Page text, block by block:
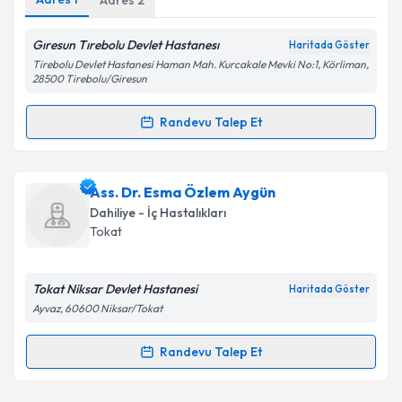
Kişisel verilerimin işlenmesine ilişkinAydınlatma
Metni'ni okudum ve kişisel verilerimin belirtilen
Gıresun Tırebolu Devlet Hastanesı Haritada Göster
Tirebolu Devlet Hastanesi Haman Mah. Kurcakale Mevki No:1, Körliman,
28500 Tirebolu/Giresun
Randevu Talep Et
Randevu Takvimi Talebi
Uzm. Dr. Tayfun Ayeseriçin randevu takvimi talebi
oluşturun. Size bu uzmandan randevu almanız için bir
takvim hazırlandığında e-posta ile bilgilendireceğiz.
Kişisel verilerimin işlenmesine ilişkin
Metni'ni okudum ve kişisel verilerimin belirtilen
Ass. Dr. Esma Özlem Aygün
Dahiliye - İç Hastalıkları
Tokat
Tokat Niksar Devlet Hastanesi Haritada Göster
Ayvaz, 60600 Niksar/Tokat
Randevu Talep Et
Randevu Takvimi Talebi